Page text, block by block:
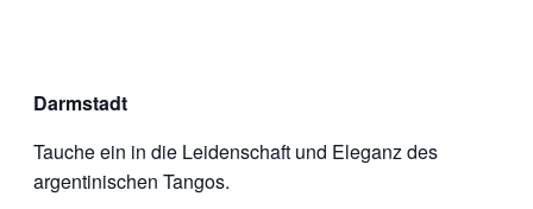
Darmstadt
Tauche ein in die Leidenschaft und Eleganz des
argentinischen Tangos.